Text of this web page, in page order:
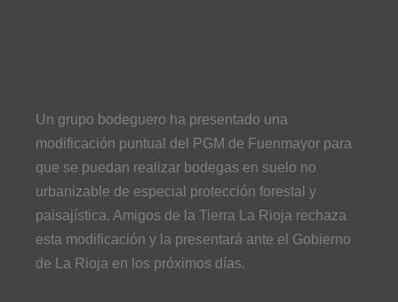
Un grupo bodeguero ha presentado una
modificación puntual del PGM de Fuenmayor para
que se puedan realizar bodegas en suelo no
urbanizable de especial protección forestal y
paisajística. Amigos de la Tierra La Rioja rechaza
esta modificación y la presentará ante el Gobierno
de La Rioja en los próximos días.